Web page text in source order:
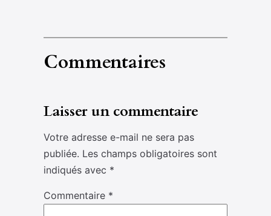
Commentaires
Laisser un commentaire
Votre adresse e-mail ne sera pas
publiée. Les champs obligatoires sont
indiqués avec *
Commentaire *